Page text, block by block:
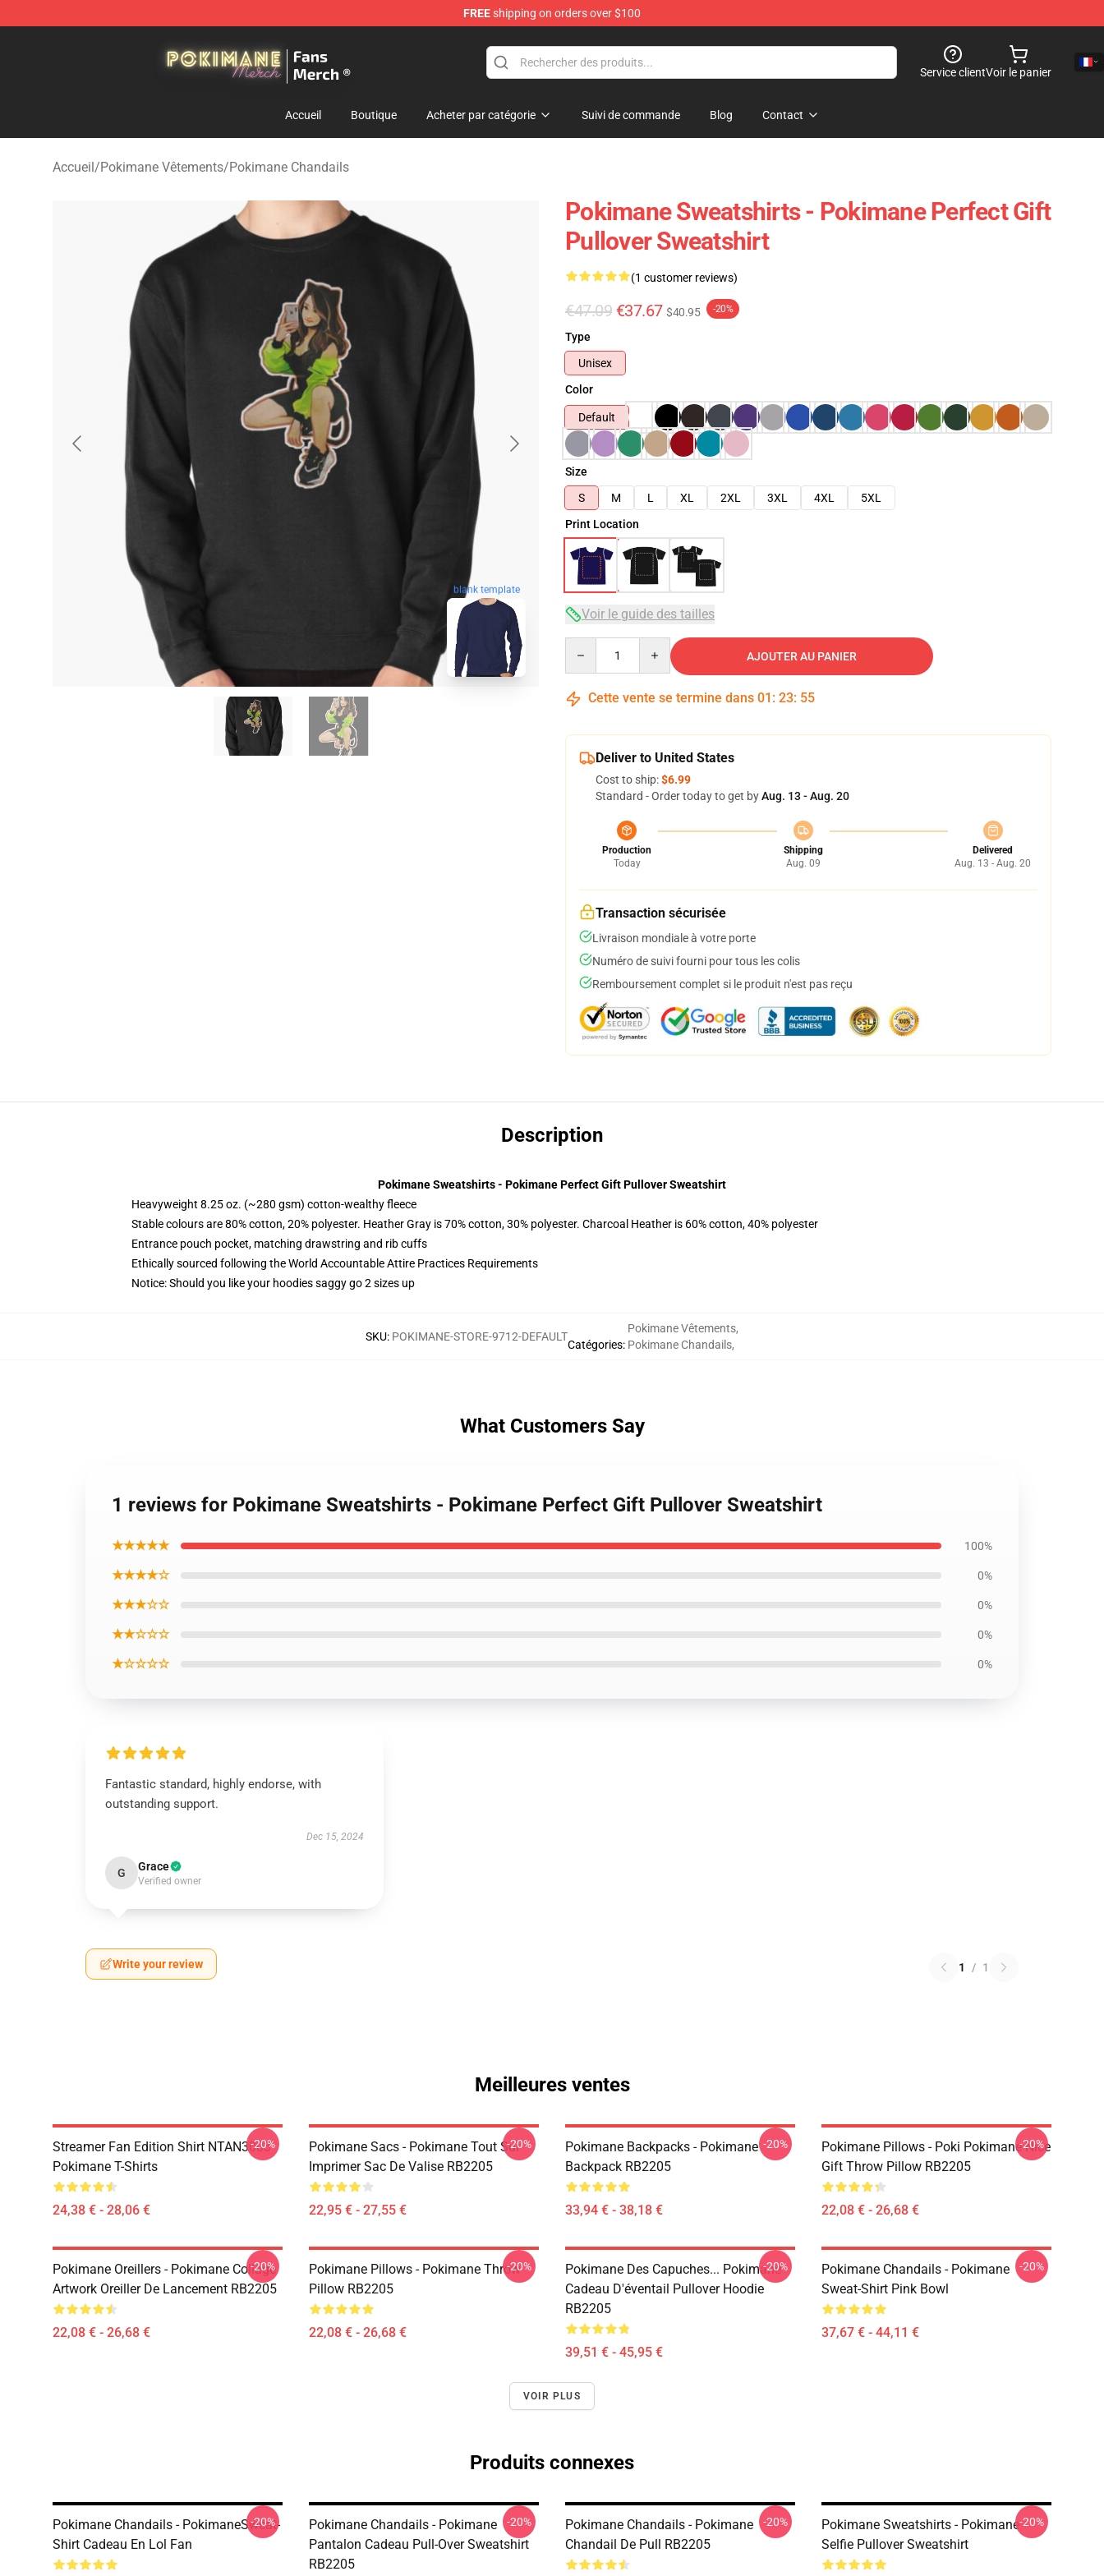
FREEshipping on orders over $100
Service clientVoir le panier
Accueil Boutique Acheter par catégorie Suivi de commande Blog Contact
Accueil/Pokimane Vêtements/Pokimane Chandails
blank template
Pokimane Sweatshirts - Pokimane Perfect Gift
Pullover Sweatshirt
(1 customer reviews)
€47.09 €37.67 $40.95 -20%
Type
Unisex
Color
Default
Size
S
M L XL 2XL 3XL 4XL
5XL
Print Location
Voir le guide des tailles
AJOUTER AU PANIER
Cette vente se termine dans 01 : 23: 54
Deliver to United States
Cost to ship:$6.99
Standard - Order today to get byAug. 13 - Aug. 20
Production
Today
Shipping
Aug. 09
Delivered
Aug. 13 - Aug. 20
Transaction sécurisée
Livraison mondiale à votre porte
Numéro de suivi fourni pour tous les colis
Remboursement complet si le produit n'est pas reçu
Description
Pokimane Sweatshirts - Pokimane Perfect Gift Pullover Sweatshirt
Heavyweight 8.25 oz. (~280 gsm) cotton-wealthy fleece
Stable colours are 80% cotton, 20% polyester. Heather Gray is 70% cotton, 30% polyester. Charcoal Heather is 60% cotton, 40% polyester
Entrance pouch pocket, matching drawstring and rib cuffs
Ethically sourced following the World Accountable Attire Practices Requirements
Notice: Should you like your hoodies saggy go 2 sizes up
SKU: POKIMANE-STORE-9712-DEFAULT
Catégories:
Pokimane Vêtements,
Pokimane Chandails,
What Customers Say
1 reviews for Pokimane Sweatshirts - Pokimane Perfect Gift Pullover Sweatshirt
★★★★★ 100%
★★★★☆ 0%
★★★☆☆ 0%
★★☆☆☆ 0%
★☆☆☆☆ 0%
Fantastic standard, highly endorse, with
outstanding support.
Dec 15, 2024
G Grace
Verified owner
Write your review 1 / 1
Meilleures ventes
Streamer Fan Edition Shirt NTAN3003
Pokimane T-Shirts
24,38 € - 28,06 €
-20%
Pokimane Sacs - Pokimane Tout Sur
Imprimer Sac De Valise RB2205
22,95 € - 27,55 €
-20%
Pokimane Backpacks - Pokimane
Backpack RB2205
33,94 € - 38,18 €
-20%
Pokimane Pillows - Poki Pokimane Nice
Gift Throw Pillow RB2205
22,08 € - 26,68 €
-20%
Pokimane Oreillers - Pokimane Collage
Artwork Oreiller De Lancement RB2205
22,08 € - 26,68 €
-20%
Pokimane Pillows - Pokimane Throw
Pillow RB2205
22,08 € - 26,68 €
-20%
Pokimane Des Capuches... Pokimane
Cadeau D'éventail Pullover Hoodie
RB2205
39,51 € - 45,95 €
-20%
Pokimane Chandails - Pokimane
Sweat-Shirt Pink Bowl
37,67 € - 44,11 €
-20%
VOIR PLUS
Produits connexes
Pokimane Chandails - PokimaneSweat-
Shirt Cadeau En Lol Fan
-20%
Pokimane Chandails - Pokimane
Pantalon Cadeau Pull-Over Sweatshirt
RB2205
-20%
Pokimane Chandails - Pokimane
Chandail De Pull RB2205
-20%
Pokimane Sweatshirts - Pokimane
Selfie Pullover Sweatshirt
-20%